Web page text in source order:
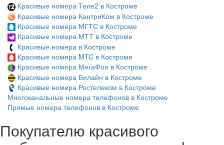
Красивые номера Теле2 в Костроме
Красивые номера КантриКом в Костроме
Красивые номера МГТС в Костроме
Красивые номера МТТ в Костроме
Красивые номера в Костроме
Красивые номера MTC в Костроме
Красивые номера МегаФон в Костроме
Красивые номера Билайн в Костроме
Красивые номера Ростелеком в Костроме
Многоканальные номера телефонов в Костроме
Прямые номера телефонов в Костроме
Покупателю красивого